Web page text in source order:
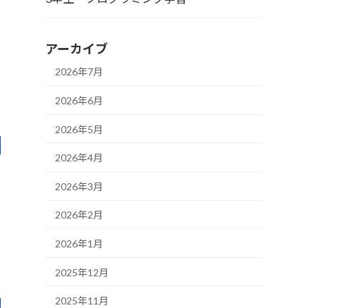
アーカイブ
2026年7月
2026年6月
2026年5月
2026年4月
2026年3月
2026年2月
2026年1月
2025年12月
2025年11月